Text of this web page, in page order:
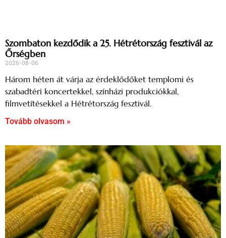
Szombaton kezdődik a 25. Hétrétország fesztivál az
Őrségben
2026-08-06
Három héten át várja az érdeklődőket templomi és
szabadtéri koncertekkel, színházi produkciókkal,
filmvetítésekkel a Hétrétország fesztivál.
Tovább olvasom »